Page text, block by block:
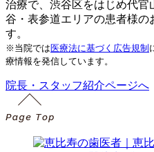
治療で、渋谷区をはじめ代
谷・表参道エリアの患者様の
す。
※当院では医療法に基づく広告規制
療情報を発信しています。
院長・スタッフ紹介ページへ